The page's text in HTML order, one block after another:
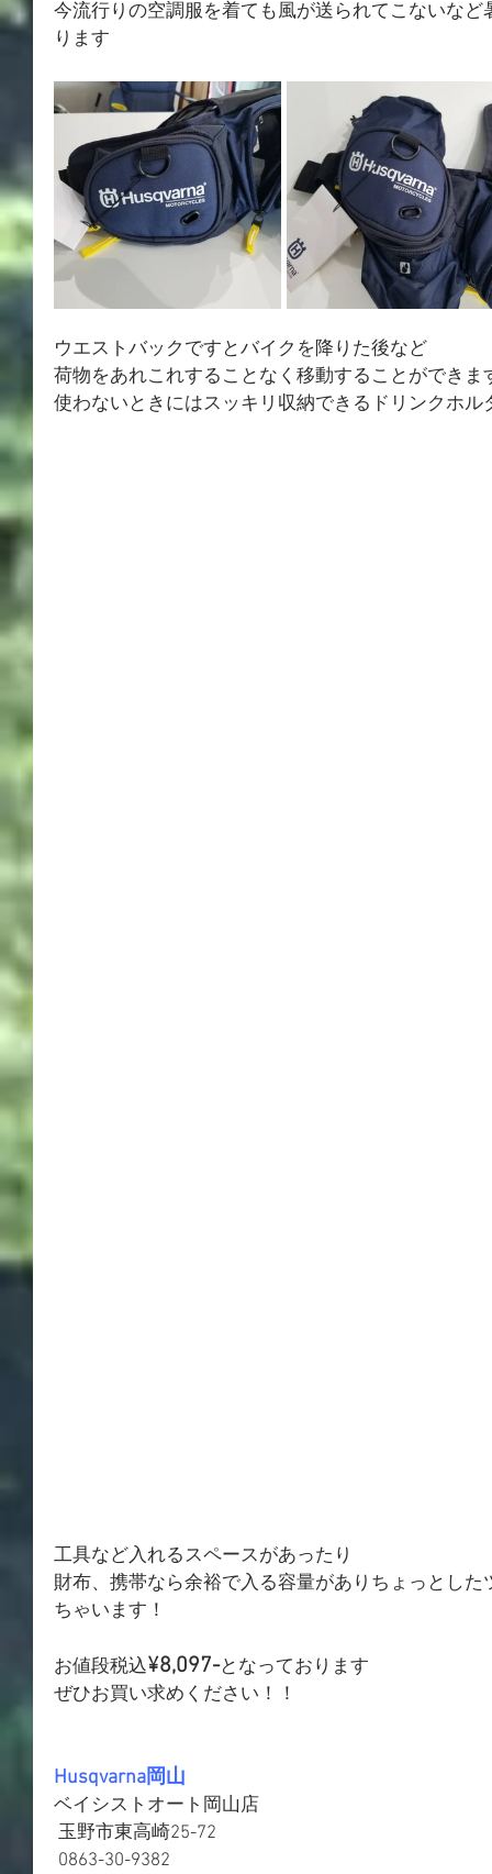
今流行りの空調服を着ても風が送られてこないな
ります
ウエストバックですとバイクを降りた後など
荷物をあれこれすることなく移動することができま
使わないときにはスッキリ収納できるドリンクホル
工具など入れるスペースがあったり
財布、携帯なら余裕で入る容量がありちょっとし
ちゃいます！
お値段税込¥8,097-となっております
ぜひお買い求めください！！
Husqvarna岡山
ベイシストオート岡山店
玉野市東高崎25-72
0863-30-9382